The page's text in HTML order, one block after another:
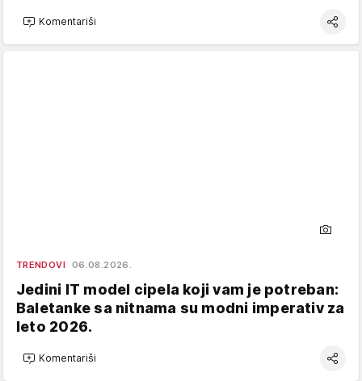
Komentariši
TRENDOVI 06.08.2026.
Jedini IT model cipela koji vam je potreban:
Baletanke sa nitnama su modni imperativ za
leto 2026.
Komentariši